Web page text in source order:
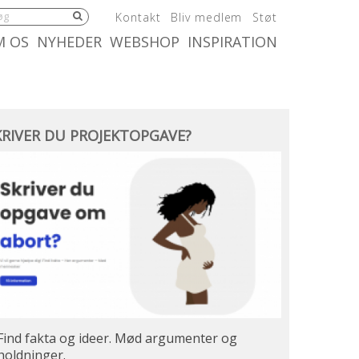
5.0:
Kontakt 6.0:
Bliv medlem 7.0:
Støt
OS 10.0:
NYHEDER 11.0:
WEBSHOP INSPIRATION
DU PROJEKTOPGAVE?
fakta og ideer. Mød argumenter og